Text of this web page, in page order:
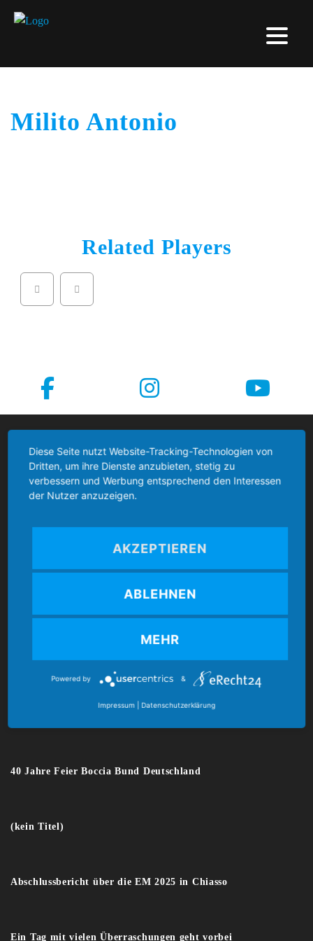
Milito Antonio
Related Players
Boccia Bund Deutschland
Boccia Bund Deutschland e.V.
verband@boccia-bund.de
40 Jahre Feier Boccia Bund Deutschland
(kein Titel)
Abschlussbericht über die EM 2025 in Chiasso
Ein Tag mit vielen Überraschungen geht vorbei
Diese Seite nutzt Website-Tracking-Technologien von
Dritten, um ihre Dienste anzubieten, stetig zu
verbessern und Werbung entsprechend den Interessen
der Nutzer anzuzeigen.
AKZEPTIEREN
ABLEHNEN
MEHR
Powered by &
Impressum Datenschutzerklärung